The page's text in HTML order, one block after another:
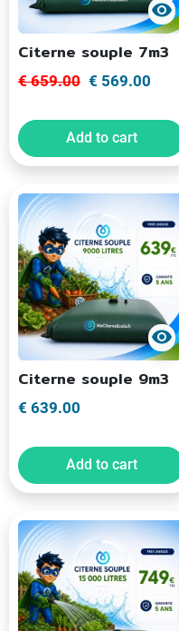
visibility
Citerne souple 7m3
€ 659.00 € 569.00
Add to cart
visibility
Citerne souple 9m3
€ 639.00
Add to cart